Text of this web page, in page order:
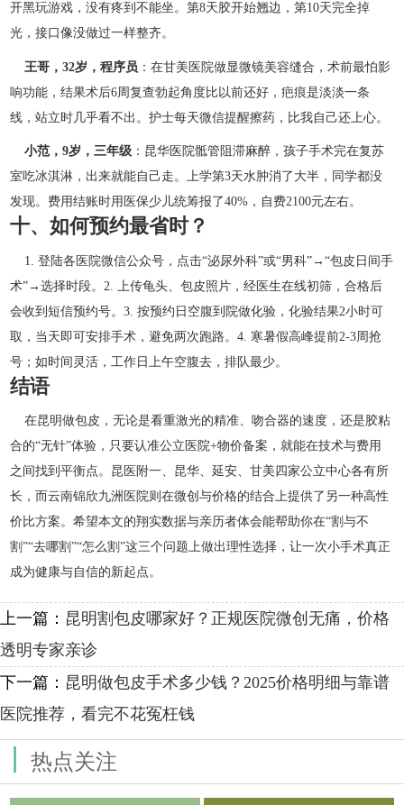
开黑玩游戏，没有疼到不能坐。第8天胶开始翘边，第10天完全掉
光，接口像没做过一样整齐。
王哥，32岁，程序员 ：在甘美医院做显微镜美容缝合，术前最怕影
响功能，结果术后6周复查勃起角度比以前还好，疤痕是淡淡一条
线，站立时几乎看不出。护士每天微信提醒擦药，比我自己还上心。
小范，9岁，三年级 ：昆华医院骶管阻滞麻醉，孩子手术完在复苏
室吃冰淇淋，出来就能自己走。上学第3天水肿消了大半，同学都没
发现。费用结账时用医保少儿统筹报了40%，自费2100元左右。
十、如何预约最省时？
1. 登陆各医院微信公众号，点击“泌尿外科”或“男科”→“包皮日间手
术”→选择时段。2. 上传龟头、包皮照片，经医生在线初筛，合格后
会收到短信预约号。3. 按预约日空腹到院做化验，化验结果2小时可
取，当天即可安排手术，避免两次跑路。4. 寒暑假高峰提前2-3周抢
号；如时间灵活，工作日上午空腹去，排队最少。
结语
在昆明做包皮，无论是看重激光的精准、吻合器的速度，还是胶粘
合的“无针”体验，只要认准公立医院+物价备案，就能在技术与费用
之间找到平衡点。昆医附一、昆华、延安、甘美四家公立中心各有所
长，而云南锦欣九洲医院则在微创与价格的结合上提供了另一种高性
价比方案。希望本文的翔实数据与亲历者体会能帮助你在“割与不
割”“去哪割”“怎么割”这三个问题上做出理性选择，让一次小手术真正
成为健康与自信的新起点。
上一篇： 昆明割包皮哪家好？正规医院微创无痛，价格
透明专家亲诊
下一篇： 昆明做包皮手术多少钱？2025价格明细与靠谱
医院推荐，看完不花冤枉钱
| 热点关注